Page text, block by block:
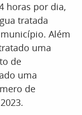
horas por dia,
tratada
Além
uma
de
uma
de